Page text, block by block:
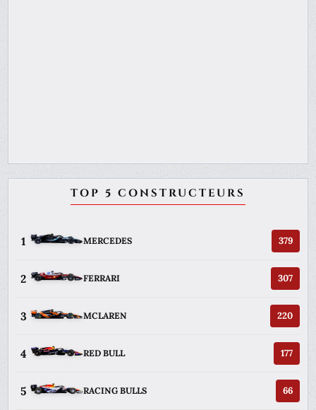
TOP 5 CONSTRUCTEURS
1 MERCEDES 379
2 FERRARI 307
3 MCLAREN 220
4 RED BULL 177
5 RACING BULLS 66